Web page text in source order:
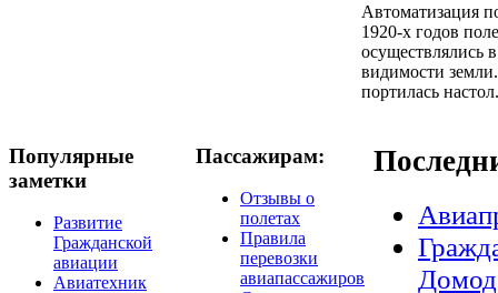
Автоматизация
1920-х годов
осуществлялись
видимости
портилась
Популярные
заметки
Развитие
Гражданской
авиации
Авиатехник
Пассажирам:
Отзывы о
полетах
Правила
перевозки
авиапассажиров